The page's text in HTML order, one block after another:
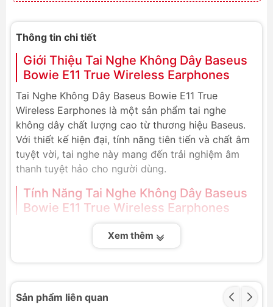
Thông tin chi tiết
Giới Thiệu Tai Nghe Không Dây Baseus
Bowie E11 True Wireless Earphones
Tai Nghe Không Dây Baseus Bowie E11 True
Wireless Earphones là một sản phẩm tai nghe
không dây chất lượng cao từ thương hiệu Baseus.
Với thiết kế hiện đại, tính năng tiên tiến và chất âm
tuyệt vời, tai nghe này mang đến trải nghiệm âm
thanh tuyệt hảo cho người dùng.
Tính Năng Tai Nghe Không Dây Baseus
Bowie E11 True Wireless Earphones
Kết Nối Bluetooth 5.3
Baseus Bowie E11 được trang bị công nghệ kết
nối Bluetooth 5.3 tiên tiến và mới nhất. Điều
này giúp kết nối nhanh chóng và ổn định với
các thiết bị di động như điện thoại thông minh,
Xem thêm
Sản phẩm liên quan